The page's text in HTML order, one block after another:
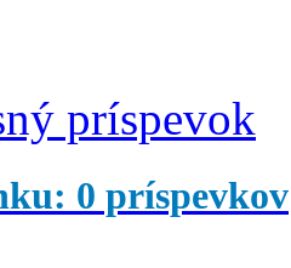
príspevok
0 príspevkov